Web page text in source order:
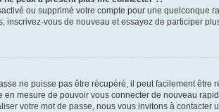
ou supprimé votre compte pour une
inscrivez-vous de nouveau et essayez de participer
ne puisse pas être récupéré, il peut facilement
mesure de pouvoir vous connecter de nouveau
votre mot de passe, nous vous invitons à contacter